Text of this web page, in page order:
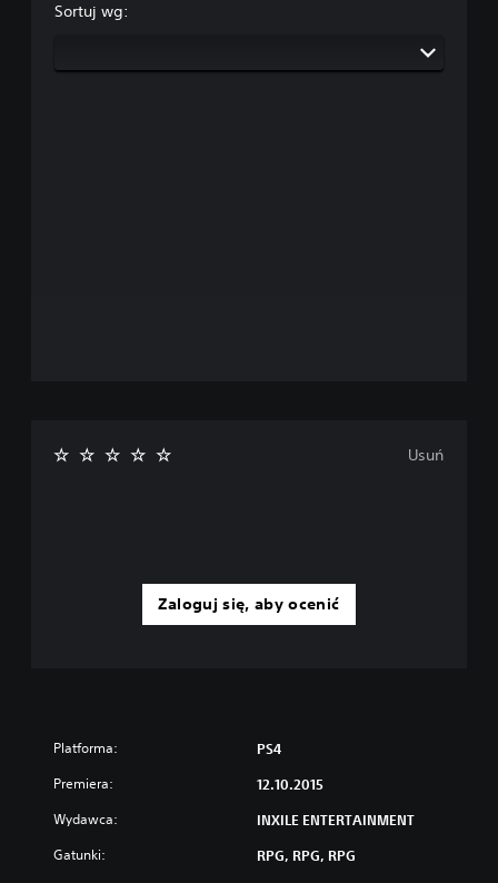
Sortuj wg:
Zaloguj się, aby ocenić
Usuń
Platforma: PS4
Premiera: 12.10.2015
Wydawca: INXILE ENTERTAINMENT
Gatunki: RPG, RPG, RPG